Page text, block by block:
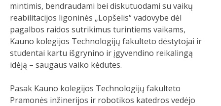
mintimis, bendraudami bei diskutuodami su vaikų
reabilitacijos ligoninės „Lopšelis“ vadovybe dėl
pagalbos raidos sutrikimus turintiems vaikams,
Kauno kolegijos Technologijų fakulteto dėstytojai ir
studentai kartu išgrynino ir įgyvendino reikalingą
idėją – saugaus vaiko kėdutes.
Pasak Kauno kolegijos Technologijų fakulteto
Pramonės inžinerijos ir robotikos katedros vedėjo